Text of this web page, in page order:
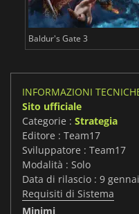
Baldur's Gate 3
INFORMAZIONI
Sito ufficiale
Categorie : Strategia
Editore : Team17
Sviluppatore : Team17
Modalità : Solo
Data di rilascio : 9
Requisiti di Sistema
Minimi